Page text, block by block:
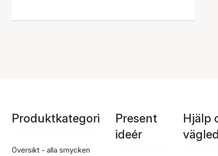
Produktkategori
Översikt - alla smycken
Present
ideér
Hjälp